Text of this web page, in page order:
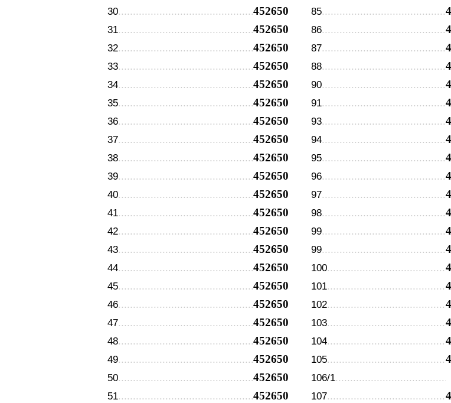
30 452650
31 452650
32 452650
33 452650
34 452650
35 452650
36 452650
37 452650
38 452650
39 452650
40 452650
41 452650
42 452650
43 452650
44 452650
45 452650
46 452650
47 452650
48 452650
49 452650
50 452650
51 452650
85
86
87
88
90
91
93
94
95
96
97
98
99
99
100
101
102
103
104
105
106/1
107